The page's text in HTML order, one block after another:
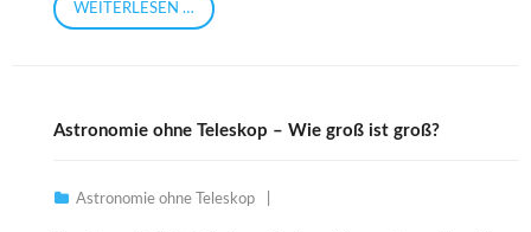
WEITERLESEN …
Astronomie ohne Teleskop – Wie groß ist groß?
Astronomie ohne Teleskop